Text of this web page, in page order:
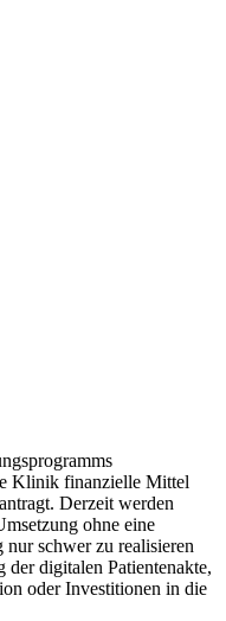
Klinik finanzielle Mittel
Derzeit werden
ohne eine
nur schwer zu realisieren
digitalen Patientenakte,
oder Investitionen in die